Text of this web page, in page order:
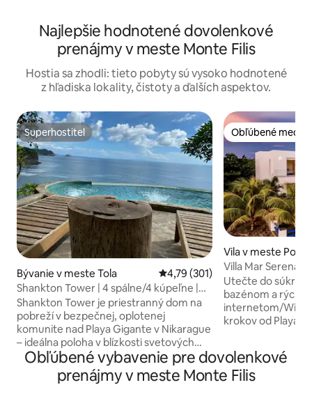
Najlepšie hodnotené dovolenkové
prenájmy v meste Monte Filis
Hostia sa zhodli: tieto pobyty sú vysoko hodnotené
z hľadiska lokality, čistoty a ďalších aspektov.
Superhostiteľ
Superhostiteľ
Bývanie v meste Tola Priemerné ohodnotenie 4,79 z
4,79 (301)
Shankton Tower | 4 spálne/4 kúpeľne |
Klimatizácia | Veľkolepé výhľady
Shankton Tower je priestranný dom na
pobreží v bezpečnej, oplotenej
komunite nad Playa Gigante v Nikarague
– ideálna poloha v blízkosti svetových
surfových lokalít. Dom je navrhnutý pre
pohodlné skupinové cestovanie s
rýchlym pripojením Wi-Fi, modernými
Obľúbené medzi
Obľúbené medzi
Vila v meste
Villa Mar Serena Pláž – bazén – Oceán –
Surfovanie – Fios
Utečte do
bazénom a
internetom/Wi-Fi
krokov od Playa
na pláži alebo
rodiny alebo
Obľúbené vybavenie pre dovolenkové
prenájmy v meste Monte Filis